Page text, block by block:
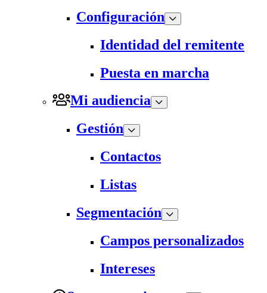
Configuración
Identidad del remitente
Puesta en marcha
Mi audiencia
Gestión
Contactos
Listas
Segmentación
Campos personalizados
Intereses